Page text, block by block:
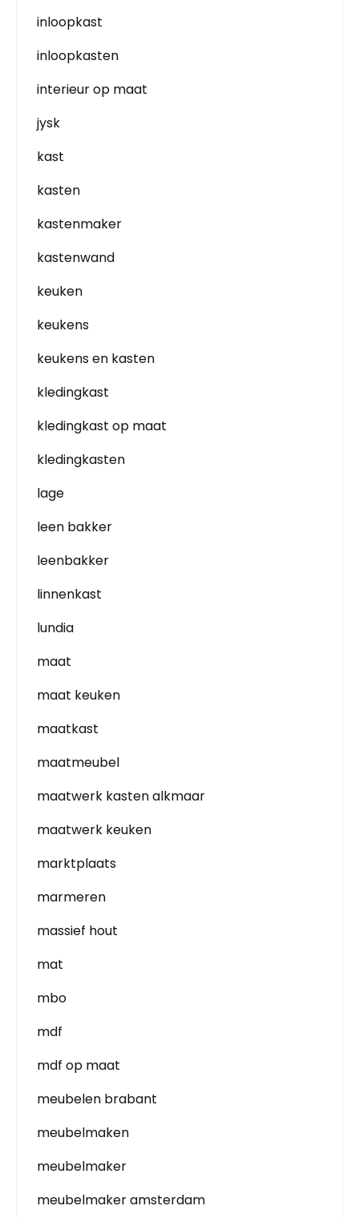
inloopkast
inloopkasten
interieur op maat
jysk
kast
kasten
kastenmaker
kastenwand
keuken
keukens
keukens en kasten
kledingkast
kledingkast op maat
kledingkasten
lage
leen bakker
leenbakker
linnenkast
lundia
maat
maat keuken
maatkast
maatmeubel
maatwerk kasten alkmaar
maatwerk keuken
marktplaats
marmeren
massief hout
mat
mbo
mdf
mdf op maat
meubelen brabant
meubelmaken
meubelmaker
meubelmaker amsterdam